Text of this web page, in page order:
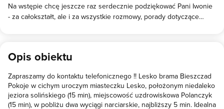
Serdecznie polecamy!
Na wstępie chcę jeszcze raz serdecznie podziękować Pani Iwonie
- za całokształt, ale i za wszystkie rozmowy, porady dotyczące
Podkarpacia miło było wrócić do swojego pokoju i po prostu
niczego nie brakowało. Ponadto, jest czysto i przytulnie. Gorąco
polecam wszystkim wybierającym się w okolice Leska. Pozdrawiam
serdecznie, Damian Chlęch
Opis obiektu
Zapraszamy do kontaktu telefonicznego !! Lesko brama Bieszczad
Pokoje w cichym uroczym miasteczku Lesko, położonym niedaleko
jeziora solińskiego (15 min), miejscowość uzdrowiskowa Polanczyk
(15 min), w pobliżu dwa wyciągi narciarskie, najbliższy 5 min. Idealna